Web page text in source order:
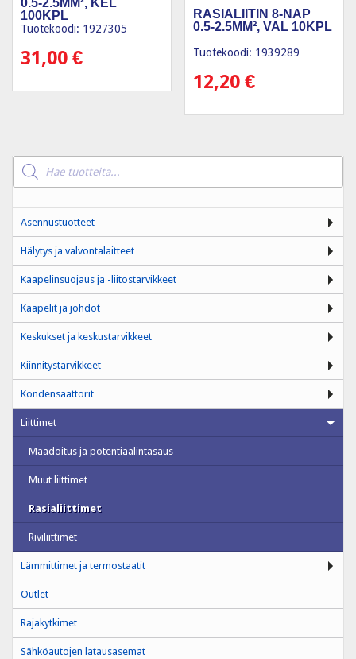
100KPL
Tuotekoodi: 1927305
31,00 €
RASIALIITIN 8-NAP
0.5-2.5MM², VAL 10KPL
Tuotekoodi: 1939289
12,20€
Products
search
Asennustuotteet
Hälytys ja valvontalaitteet
Kaapelinsuojaus ja -liitostarvikkeet
Kaapelit ja johdot
Keskukset ja keskustarvikkeet
Kiinnitystarvikkeet
Kondensaattorit
Liittimet
Maadoitus ja potentiaalintasaus
Muut liittimet
Rasialiittimet
Riviliittimet
Lämmittimet ja termostaatit
Outlet
Rajakytkimet
Sähköautojen latausasemat